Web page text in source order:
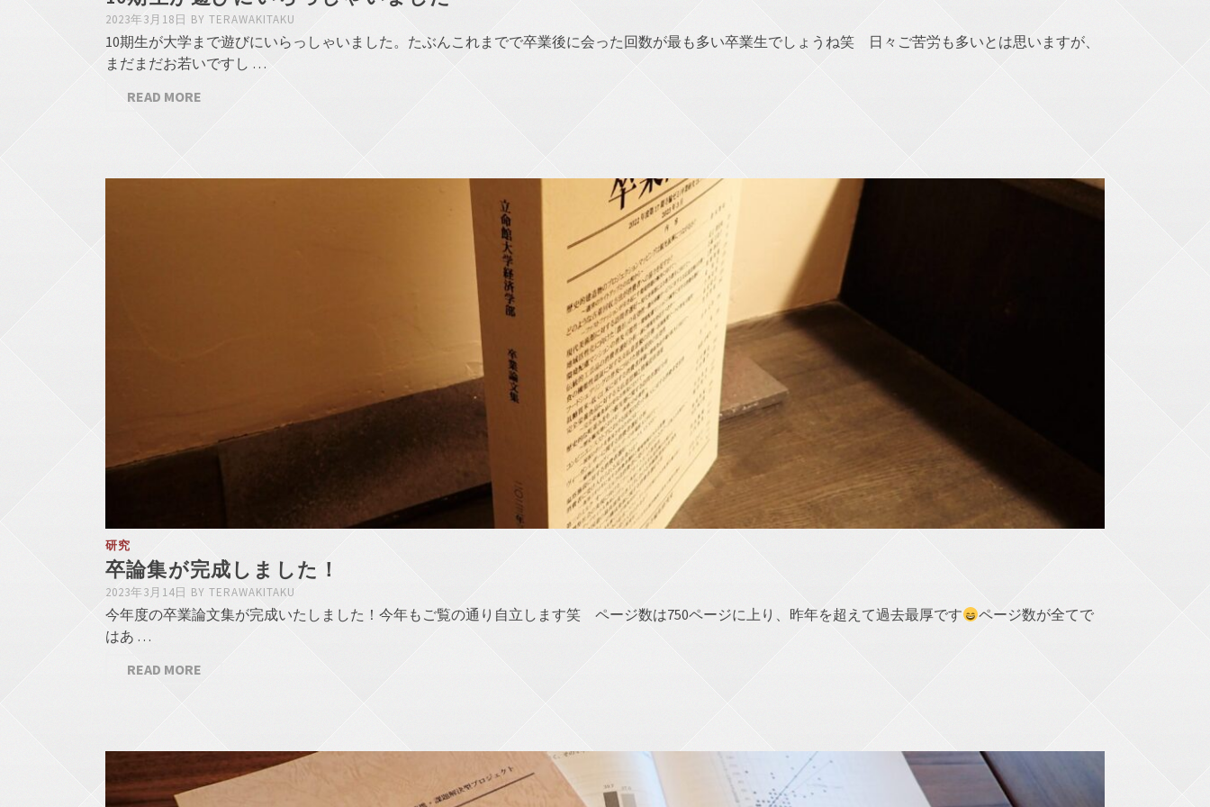
2023年3月18日 BY TERAWAKITAKU
10期生が大学まで遊びにいらっしゃいました。たぶんこれまでで卒業後に会った回数が最も多い卒業生でしょうね笑 日々ご苦労も多いとは思いますが、
まだまだお若いですし …
READ MORE
研究
卒論集が完成しました！
2023年3月14日 BY TERAWAKITAKU
今年度の卒業論文集が完成いたしました！今年もご覧の通り自立します笑 ページ数は750ページに上り、昨年を超えて過去最厚です
ページ数が全てで
はあ …
READ MORE